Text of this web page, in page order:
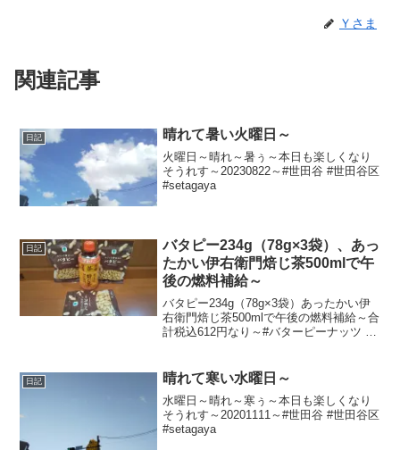
Ｙさま
関連記事
日記 晴れて暑い火曜日～
火曜日～晴れ～暑ぅ～本日も楽しくなり
そうれす～20230822～#世田谷 #世田谷区
#setagaya
日記
バタピー234g（78g×3袋）、あっ
たかい伊右衛門焙じ茶500mlで午
後の燃料補給～
バタピー234g（78g×3袋）あったかい伊
右衛門焙じ茶500mlで午後の燃料補給～合
計税込612円なり～#バターピーナッツ #
日記 晴れて寒い水曜日～
水曜日～晴れ～寒ぅ～本日も楽しくなり
そうれす～20201111～#世田谷 #世田谷区
#setagaya